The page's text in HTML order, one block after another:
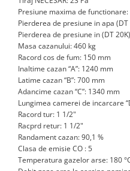
Accesorii Boilere Tesy
Puffere/Stocatoare de
Puffer fara serpentina
Puffer 1 serpentina
Puffer 2 serpentine
Puffer cu serpentina pentru
Puffer pentru pompe de
Aer conditionat
Dezumidificatoare
Aparate de Aer conditionat
Presiune maxima de functionare:
Pierderea de presiune in apa (DT
Pierderea de presiune in (DT
Masa cazanului: 460 kg
Racord cos de fum: 150 mm
Inaltime cazan “A”: 1240 mm
Latime cazan “B”: 700 mm
Adancime cazan “C”: 1340 mm
Lungimea camerei de incarcare
Racord tur: 1 1/2"
Racprd retur: 1 1/2"
Randament cazan: 90,1 %
Clasa de emisie CO : 5
Temperatura gazelor arse: 180